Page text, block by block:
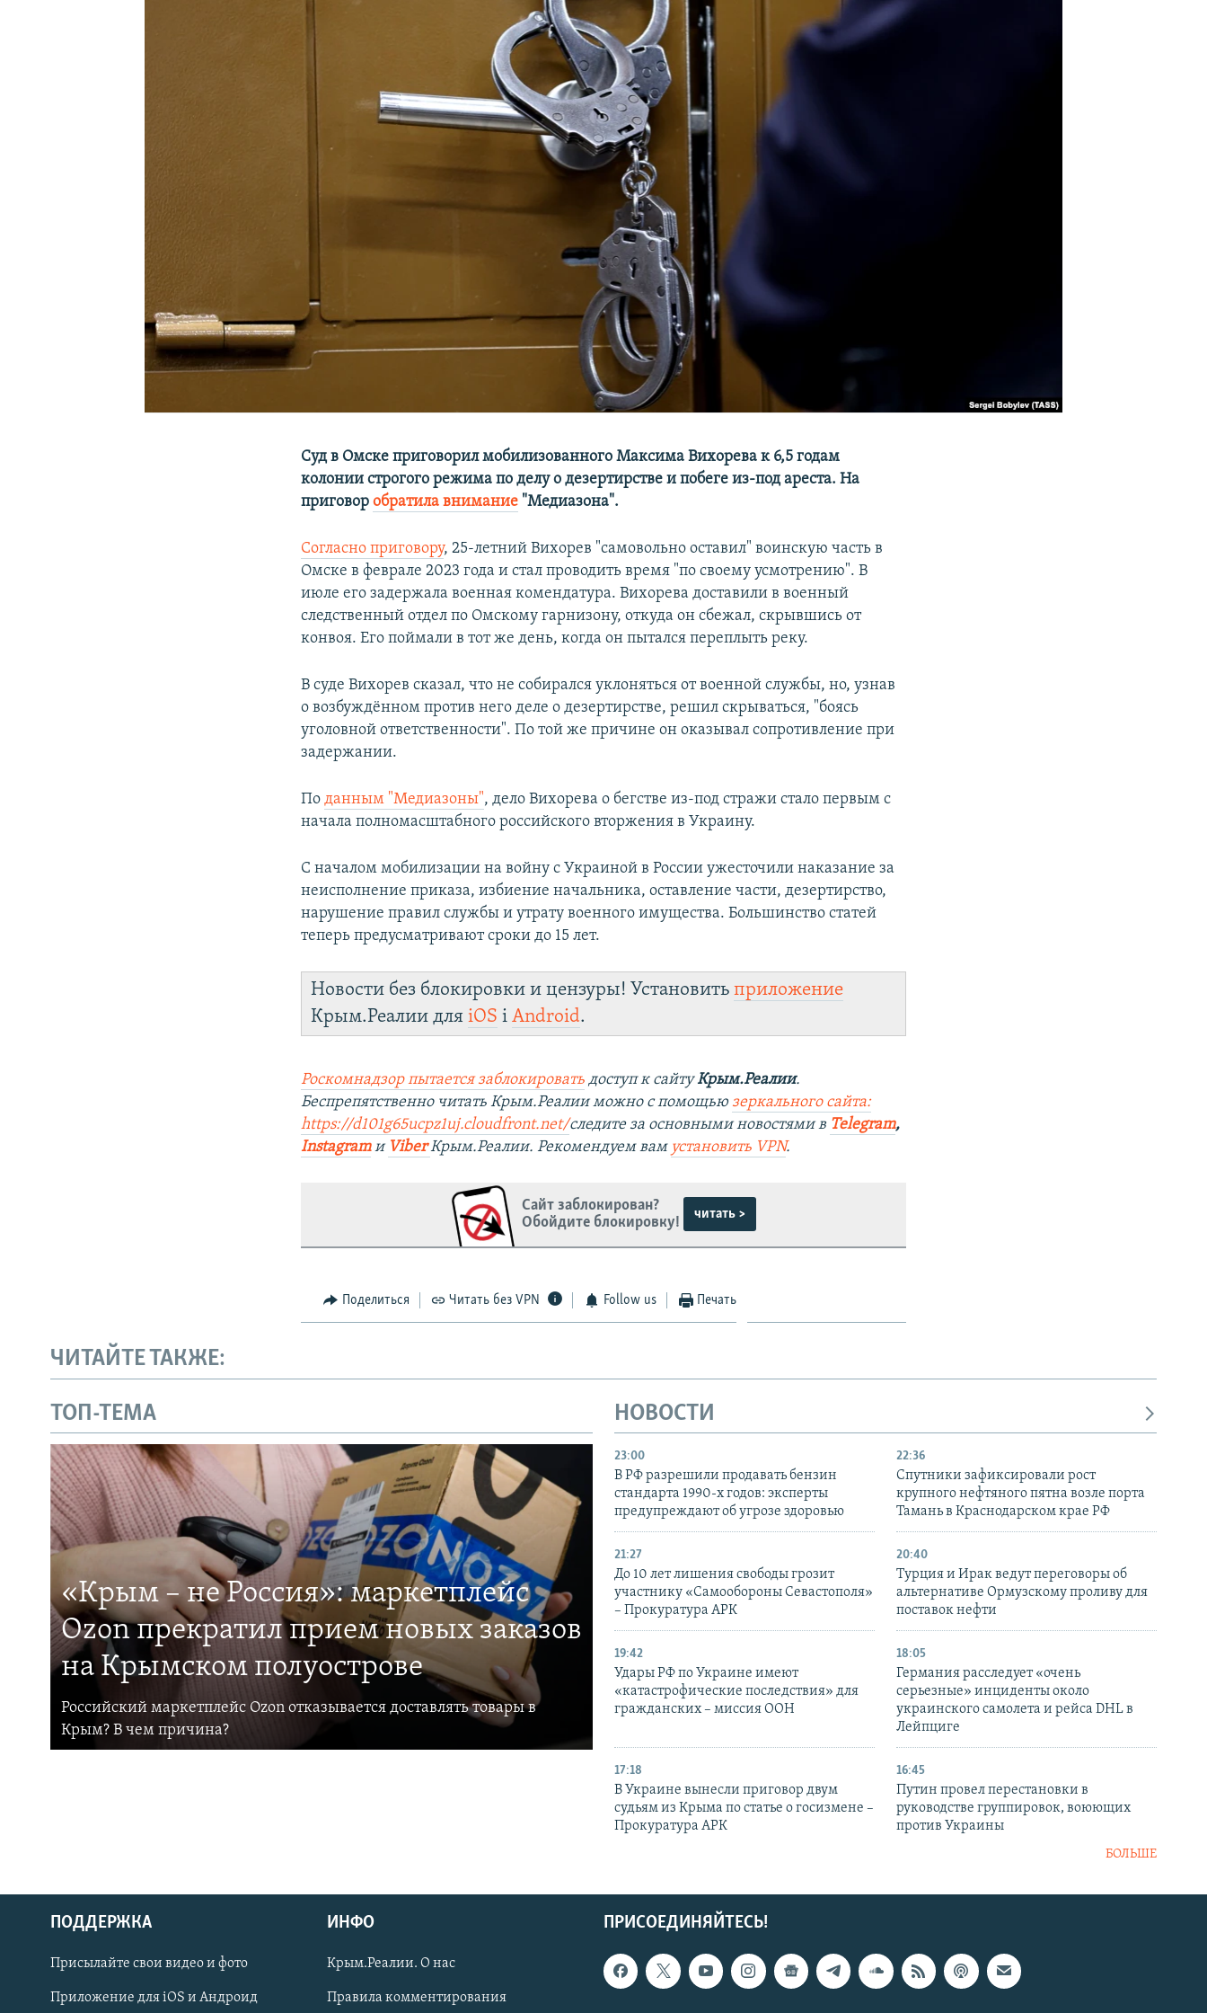
Українською
Qırımtatar
Суд в Омске приговорил мобилизованного Максима Вихорева к 6,5 годам
колонии строгого режима по делу о дезертирстве и побеге из-под ареста. На
приговоробратила внимание "Медиазона".
Согласно приговору, 25-летний Вихорев "самовольно оставил" воинскую часть в
Омске в феврале 2023 года и стал проводить время "по своему усмотрению". В
июле его задержала военная комендатура. Вихорева доставили в военный
следственный отдел по Омскому гарнизону, откуда он сбежал, скрывшись от
конвоя. Его поймали в тот же день, когда он пытался переплыть реку.
В суде Вихорев сказал, что не собирался уклоняться от военной службы, но, узнав
о возбуждённом против него деле о дезертирстве, решил скрываться, "боясь
уголовной ответственности". По той же причине он оказывал сопротивление при
задержании.
Поданным "Медиазоны", дело Вихорева о бегстве из-под стражи стало первым с
начала полномасштабного российского вторжения в Украину.
С началом мобилизации на войну с Украиной в России ужесточили наказание за
неисполнение приказа, избиение начальника, оставление части, дезертирство,
нарушение правил службы и утрату военного имущества. Большинство статей
теперь предусматривают сроки до 15 лет.
Новости без блокировки и цензуры! Установитьприложение
Крым.Реалии дляiOS іAndroid.
Роскомнадзор пытается заблокировать доступ к сайтуКрым.Реалии.
Беспрепятственно читать Крым.Реалии можно с помощьюзеркального сайта:
https://d101g65ucpz1uj.cloudfront.net/следите за основными новостями в Telegram,
Instagram и Viber Крым.Реалии. Рекомендуем вам установить VPN.
Сайт заблокирован?
Обойдите блокировку!
читать >
Поделиться Читать без VPN Follow us Печать
ЧИТАЙТЕ ТАКЖЕ:
ТОП-ТЕМА
«Крым – не Россия»: маркетплейс
Ozon прекратил прием новых заказов
на Крымском полуострове
Российский маркетплейс Ozon отказывается доставлять товары в
Крым? В чем причина?
НОВОСТИ
23:00
В РФ разрешили продавать бензин
стандарта 1990-х годов: эксперты
предупреждают об угрозе здоровью
22:36
Спутники зафиксировали рост
крупного нефтяного пятна возле порта
Тамань в Краснодарском крае РФ
21:27
До 10 лет лишения свободы грозит
участнику «Самообороны Севастополя»
– Прокуратура АРК
20:40
Турция и Ирак ведут переговоры об
альтернативе Ормузскому проливу для
поставок нефти
19:42
Удары РФ по Украине имеют
«катастрофические последствия» для
гражданских – миссия ООН
18:05
Германия расследует «очень
серьезные» инциденты около
украинского самолета и рейса DHL в
Лейпциге
17:18
В Украине вынесли приговор двум
судьям из Крыма по статье о госизмене –
Прокуратура АРК
16:45
Путин провел перестановки в
руководстве группировок, воюющих
против Украины
БОЛЬШЕ
ПРИСОЕДИНЯЙТЕСЬ!
ПОДДЕРЖКА
Присылайте свои видео и фото
Приложение для iOS и Андроид
ИНФО
Крым.Реалии. О нас
Правила комментирования